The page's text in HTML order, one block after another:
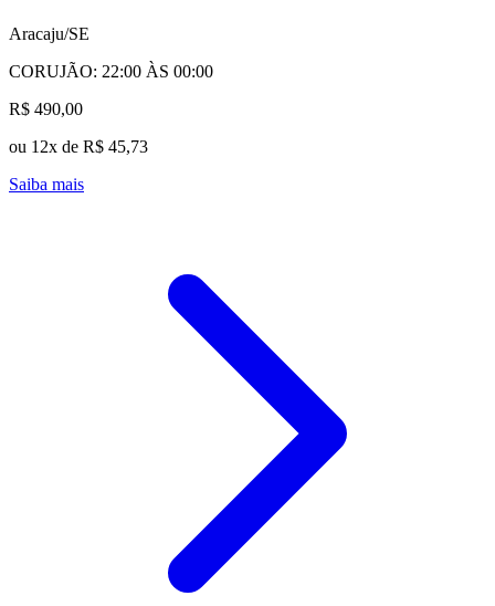
Aracaju/SE
CORUJÃO: 22:00 ÀS 00:00
R$ 490,00
ou 12x de R$ 45,73
Saiba mais